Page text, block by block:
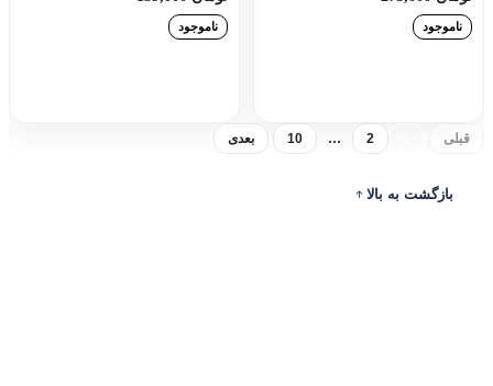
ناموجود ناموجود
قبلی 2
...
10 بعدی
بازگشت به بالا